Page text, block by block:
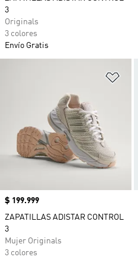
3
Originals
3 colores
Envío Gratis
Precio
$ 199.999
ZAPATILLAS ADISTAR CONTROL
3
Mujer Originals
3 colores